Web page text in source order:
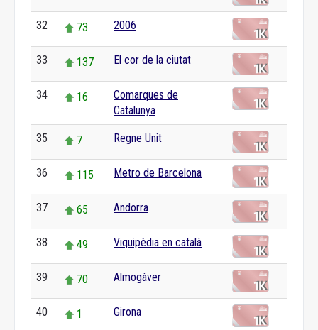
32 73 2006
33 137 El cor de la ciutat
34 16
Comarques de
Catalunya
35 7 Regne Unit
36 115 Metro de Barcelona
37 65 Andorra
38 49 Viquipèdia en català
39 70 Almogàver
40 1 Girona